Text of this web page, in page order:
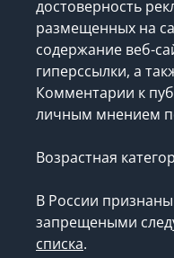
достоверность
размещенных на
содержание веб-
гиперссылки, а
Комментарии к
личным мнением
Возрастная
В России
запрещеными
списка.